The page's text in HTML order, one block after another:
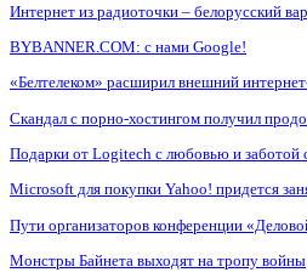
Интернет из радиоточки – белорусский
BYBANNER.COM: c нами Google!
«Белтелеком» расширил внешний
Скандал с порно-хостингом получил
Подарки от Logitech с любовью и
Microsoft для покупки Yahoo! придется
Пути организаторов конференции
Монстры Байнета выходят на тропу войны